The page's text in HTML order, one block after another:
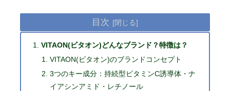
目次
VITAON(ビタオン)どんなブランド？特徴は？
VITAON(ビタオン)のブランドコンセプト
3つのキー成分：持続型ビタミンC誘導体・ナ
イアシンアミド・レチノール